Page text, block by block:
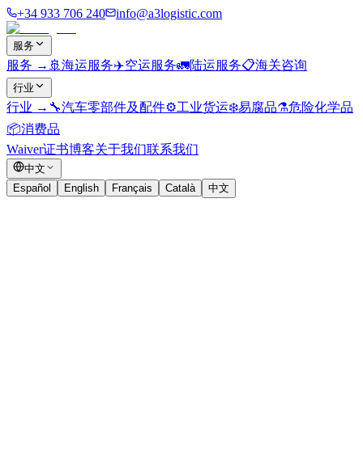
+34 933 706 240 info@a3logistic.com
服务
服务 → 🚢 海运服务✈️空运服务🚛陆运服务📋海关咨询
行业
行业 → 🔧汽车零部件及配件⚙️工业货运❄️易腐品⚗️危险化学品
📦消费品
Waiver证书博客关于我们联系我们
中文
Español
English Français Català 中文